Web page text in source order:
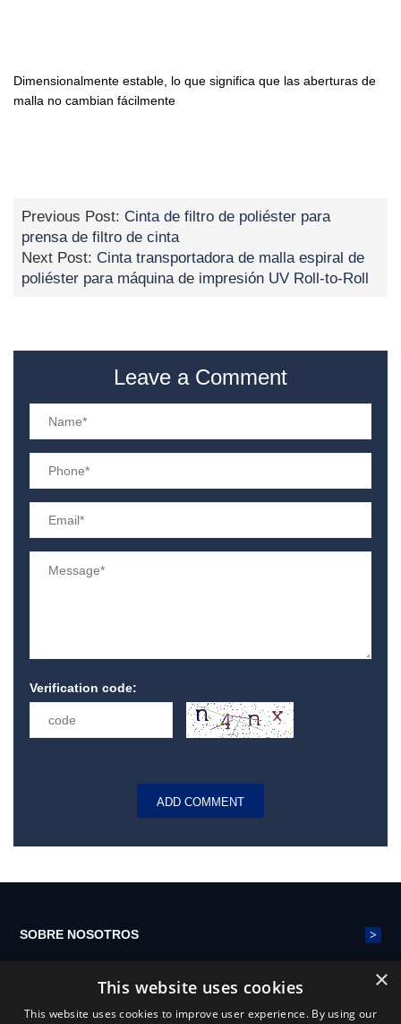
Dimensionalmente estable, lo que significa que las aberturas de
malla no cambian fácilmente
Previous Post: Cinta de filtro de poliéster para
prensa de filtro de cinta
Next Post: Cinta transportadora de malla espiral de
poliéster para máquina de impresión UV Roll-to-Roll
Leave a Comment
Verification code:
SOBRE NOSOTROS >
CINTURÓN DE MALLA DE POLIÉSTER ×
This website uses cookies
This website uses cookies to improve user experience. By using our